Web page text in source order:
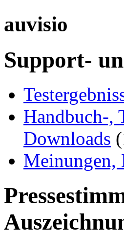
auvisio
Support-
Handbuch-,
Downloads
Meinungen,